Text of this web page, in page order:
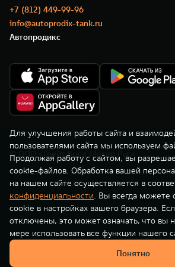
TANK 500
от 6 499 000 ₽ от 10
WEY 07
Расширяя границы комфорта
от 6 149 000 ₽
WEY
от 5
TANK Финансы
Корпоративным клиентам
TANK ФИНАНСЫ
TANK Кредит
TANK Лизинг
TANK Страхование
Сервис
Специальные предложения
ЦИФРОВЫЕ СЕРВИСЫ TANK
Цифровые сервисы TANK
Подписки
+7 (812) 449-99-96
info@autoprodix-tank.ru
Автопродикс
© ООО «Грейт Волл Мотор Рус»
Для улучшения работы сайта и
пользователями сайта мы используем
Продолжая работу с сайтом, вы
cookie-файлов. Обработка вашей
на нашем сайте осуществляется в
конфиденциальности. Вы всегда можете
cookie в настройках вашего браузера.
отключены, это может означать, что вы
мере использовать все функции нашего
Понятно